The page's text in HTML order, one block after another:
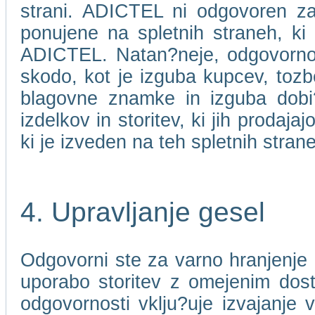
strani. ADICTEL ni odgovoren
ponujene na spletnih straneh,
ADICTEL. Natan?neje,
skodo, kot je izguba kupcev,
blagovne znamke in izguba
izdelkov in storitev, ki jih
ki je izveden na teh spletnih
4. Upravljanje gesel
Odgovorni ste za varno
uporabo storitev z omejenim
odgovornosti vklju?uje izvajanje